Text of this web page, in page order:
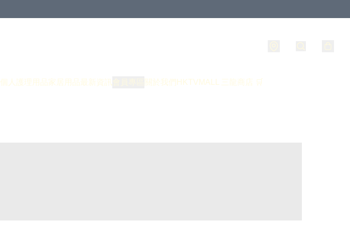
個人護理用品家居用品 最新資訊 關於我們 HKTVMALL 三龍商店 🛒